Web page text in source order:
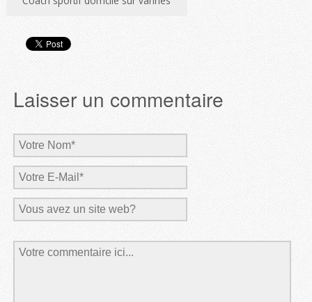
Laisser un commentaire